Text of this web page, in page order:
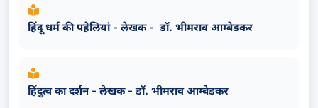
हिंदू धर्म की पहेलियां - लेखक - डॉ. भीमराव आम्बेडकर
हिंदुत्व का दर्शन - लेखक - डॉ. भीमराव आम्बेडकर